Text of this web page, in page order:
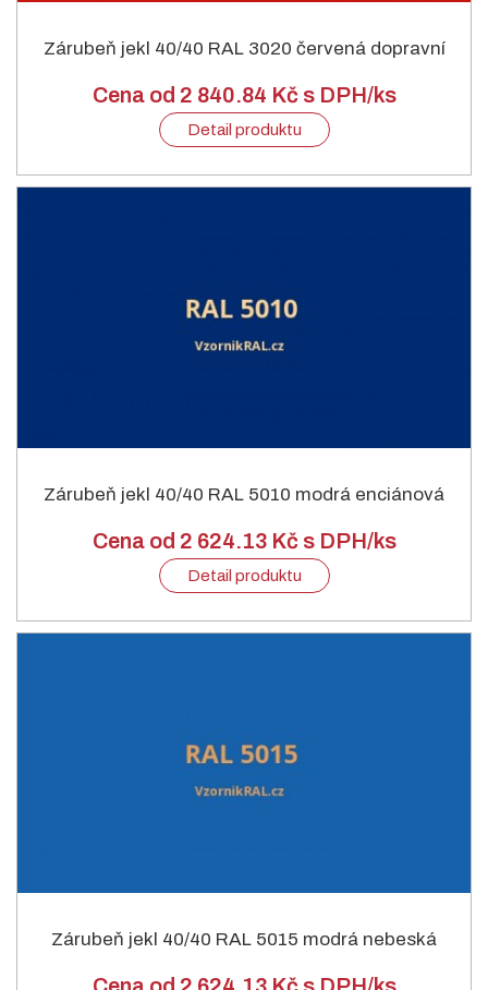
Zárubeň jekl 40/40 RAL 3020 červená dopravní
Cena od 2 840.84 Kč s DPH/ks
Detail produktu
Zárubeň jekl 40/40 RAL 5010 modrá enciánová
Cena od 2 624.13 Kč s DPH/ks
Detail produktu
Zárubeň jekl 40/40 RAL 5015 modrá nebeská